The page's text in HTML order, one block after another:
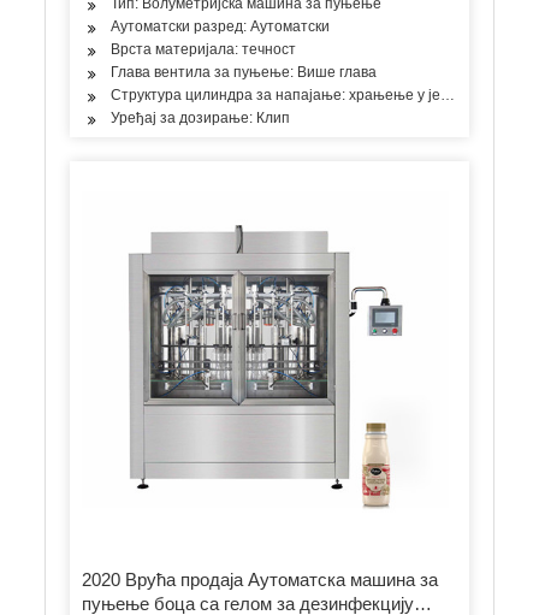
Аутоматски разред: Аутоматски
Врста материјала: течност
Глава вентила за пуњење: Више глава
Структура цилиндра за напајање: храњење у једној соби
Уређај за дозирање: Клип
2020 Врућа продаја Аутоматска машина за
пуњење боца са гелом за дезинфекцију